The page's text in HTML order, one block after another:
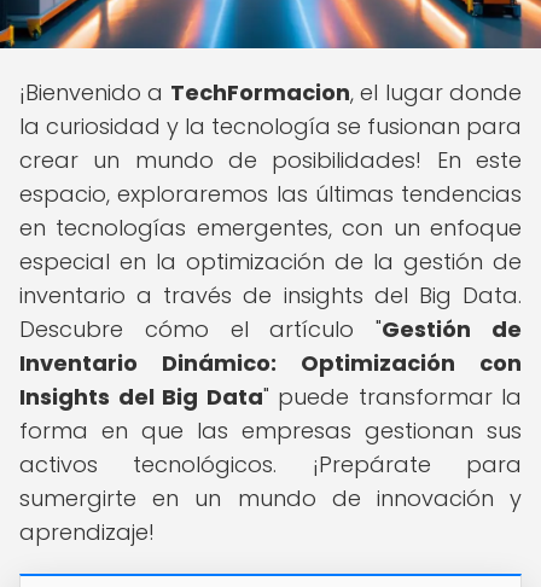
¡Bienvenido a TechFormacion, el lugar donde
la curiosidad y la tecnología se fusionan para
crear un mundo de posibilidades! En este
espacio, exploraremos las últimas tendencias
en tecnologías emergentes, con un enfoque
especial en la optimización de la gestión de
inventario a través de insights del Big Data.
Descubre cómo el artículo "Gestión de
Inventario Dinámico: Optimización con
Insights del Big Data" puede transformar la
forma en que las empresas gestionan sus
activos tecnológicos. ¡Prepárate para
sumergirte en un mundo de innovación y
aprendizaje!